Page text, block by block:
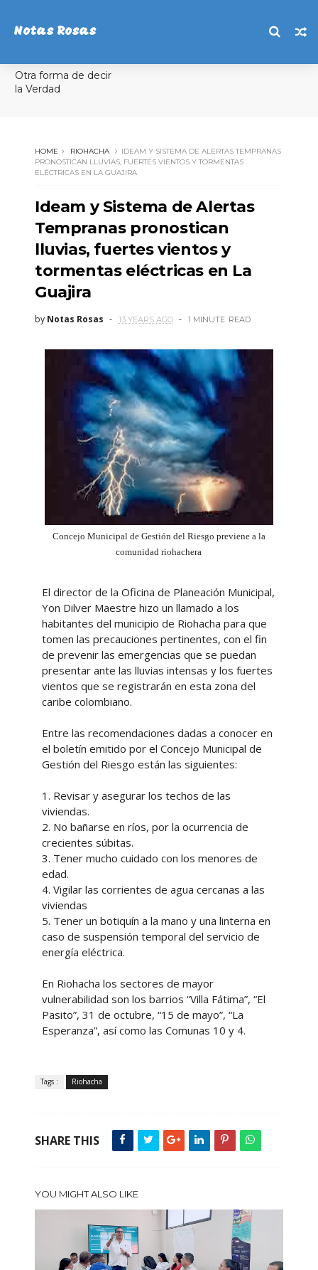
Notas Rosas
Otra forma de decir
la Verdad
HOME RIOHACHA
IDEAM Y SISTEMA DE ALERTAS TEMPRANAS
PRONOSTICAN LLUVIAS, FUERTES VIENTOS Y TORMENTAS
ELÉCTRICAS EN LA GUAJIRA
Ideam y Sistema de Alertas
Tempranas pronostican
lluvias, fuertes vientos y
tormentas eléctricas en La
Guajira
by Notas Rosas 13 YEARS AGO 1 MINUTE READ
Concejo Municipal de Gestión del Riesgo previene a la
comunidad riohachera
El director de la Oficina de Planeación Municipal,
Yon Dilver Maestre hizo un llamado a los
habitantes del municipio de Riohacha para que
tomen las precauciones pertinentes, con el fin
de prevenir las emergencias que se puedan
presentar ante las lluvias intensas y los fuertes
vientos que se registrarán en esta zona del
caribe colombiano.
Entre las recomendaciones dadas a conocer en
el boletín emitido por el Concejo Municipal de
Gestión del Riesgo están las siguientes:
1. Revisar y asegurar los techos de las
viviendas.
2. No bañarse en ríos, por la ocurrencia de
crecientes súbitas.
3. Tener mucho cuidado con los menores de
edad.
4. Vigilar las corrientes de agua cercanas a las
viviendas
5. Tener un botiquín a la mano y una linterna en
caso de suspensión temporal del servicio de
energía eléctrica.
En Riohacha los sectores de mayor
vulnerabilidad son los barrios “Villa Fátima”, “El
Pasito”, 31 de octubre, “15 de mayo”, “La
Esperanza”, así como las Comunas 10 y 4.
Tags : Riohacha
SHARE THIS
YOU MIGHT ALSO LIKE